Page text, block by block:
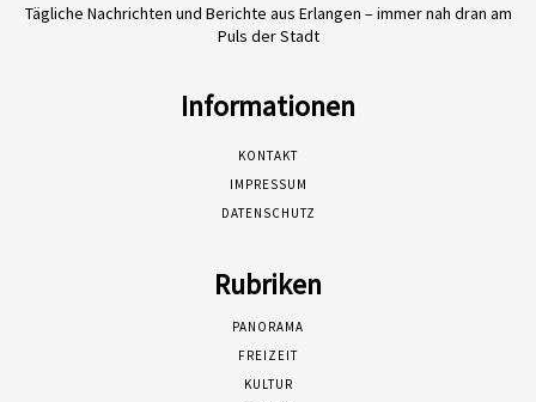
Tägliche Nachrichten und Berichte aus Erlangen – immer nah dran am
Puls der Stadt
Informationen
KONTAKT
IMPRESSUM
DATENSCHUTZ
Rubriken
PANORAMA
FREIZEIT
KULTUR